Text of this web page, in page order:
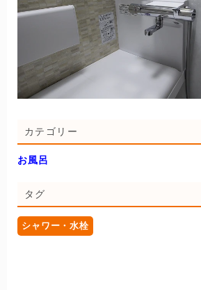
カテゴリー
お風呂
タグ
シャワー・水栓